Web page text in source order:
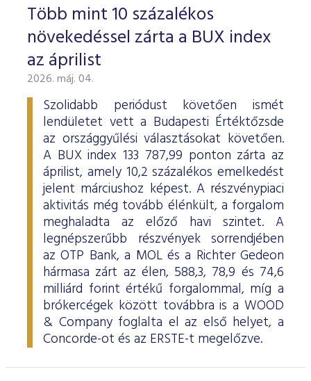
Több mint 10 százalékos
növekedéssel zárta a BUX index
az áprilist
2026. máj. 04.
Szolidabb periódust követően ismét
lendületet vett a Budapesti Értéktőzsde
az országgyűlési választásokat követően.
A BUX index 133 787,99 ponton zárta az
áprilist, amely 10,2 százalékos emelkedést
jelent márciushoz képest. A részvénypiaci
aktivitás még tovább élénkült, a forgalom
meghaladta az előző havi szintet. A
legnépszerűbb részvények sorrendjében
az OTP Bank, a MOL és a Richter Gedeon
hármasa zárt az élen, 588,3, 78,9 és 74,6
milliárd forint értékű forgalommal, míg a
brókercégek között továbbra is a WOOD
& Company foglalta el az első helyet, a
Concorde-ot és az ERSTE-t megelőzve.